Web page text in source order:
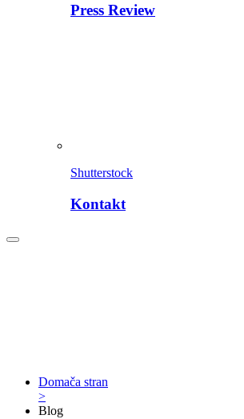
Press Review
Shutterstock
Kontakt
Domača stran
>
Blog